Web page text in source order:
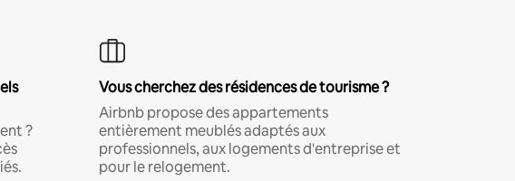
?
Vous cherchez des résidences de tourisme ?
Airbnb propose des appartements
entièrement meublés adaptés aux
professionnels, aux logements d'entreprise et
pour le relogement.